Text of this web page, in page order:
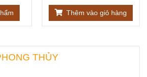
Thêm vào giỏ hàng
THỦY